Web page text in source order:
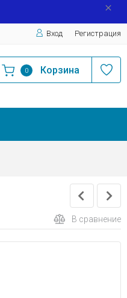
Вход Регистрация
0 Корзина
В сравнение